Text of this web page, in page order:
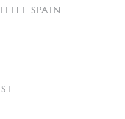
ELITE SPAIN